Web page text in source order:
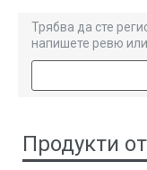
Трябва да сте
напишете ревю
Продукти